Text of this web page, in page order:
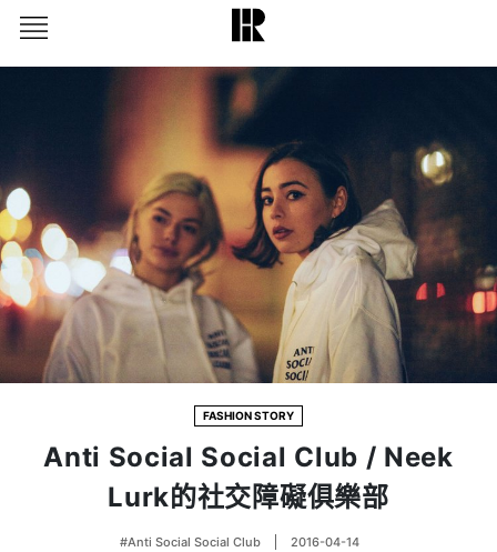
FASHION STORY
Anti Social Social Club / Neek
Lurk的社交障礙俱樂部
#Anti Social Social Club 2016-04-14